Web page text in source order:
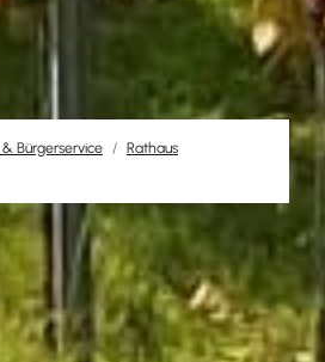
Bürgerservice
Rathaus